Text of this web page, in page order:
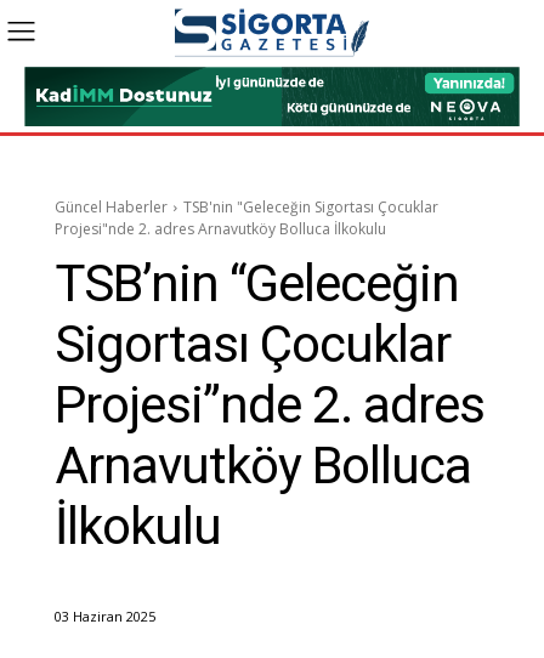
Güncel Haberler
TSB'nin "Geleceğin Sigortası Çocuklar
Projesi"nde 2. adres Arnavutköy Bolluca İlkokulu
TSB’nin “Geleceğin
Sigortası Çocuklar
Projesi”nde 2. adres
Arnavutköy Bolluca
İlkokulu
03 Haziran 2025